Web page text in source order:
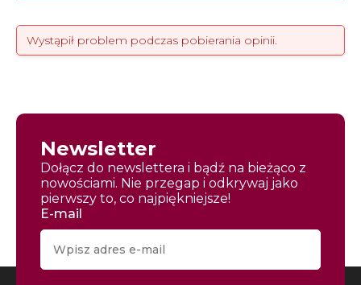
Wystąpił problem podczas pobierania opinii.
Newsletter
Dołącz do newslettera i bądź na bieżąco z
nowościami. Nie przegap i odkrywaj jako
pierwszy to, co najpiękniejsze!
E-mail